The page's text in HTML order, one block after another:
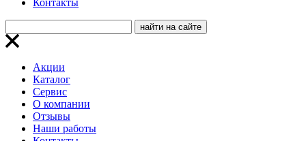
Контакты
Акции
Каталог
Сервис
О компании
Отзывы
Наши работы